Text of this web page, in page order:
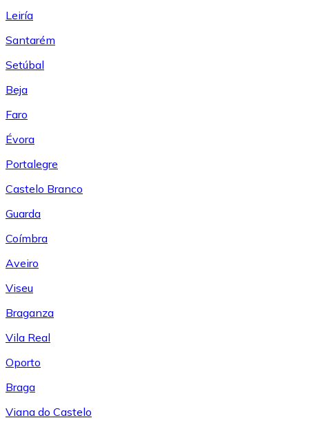
Leiría
Santarém
Setúbal
Beja
Faro
Évora
Portalegre
Castelo Branco
Guarda
Coímbra
Aveiro
Viseu
Braganza
Vila Real
Oporto
Braga
Viana do Castelo